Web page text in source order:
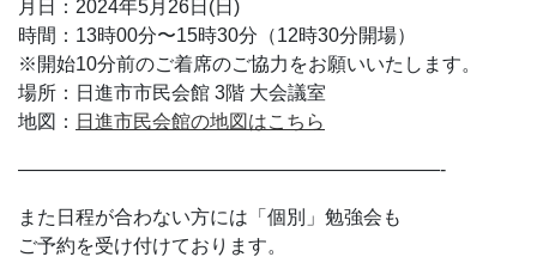
月日：2024年5月26日(日)
時間：13時00分〜15時30分（12時30分開場）
※開始10分前のご着席のご協力をお願いいたします。
場所：日進市市民会館 3階 大会議室
地図： 日進市民会館の地図はこちら
——————————————————————-
また日程が合わない方には「個別」勉強会も
ご予約を受け付けております。